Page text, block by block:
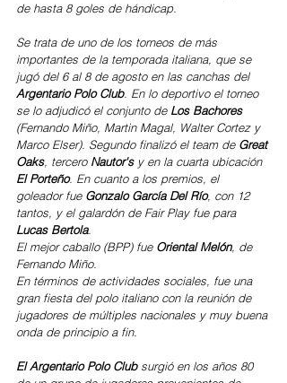
de hasta 8 goles de hándicap.
Se trata de uno de los torneos de más
importantes de la temporada italiana, que se
jugó del 6 al 8 de agosto en las canchas del
Argentario Polo Club. En lo deportivo el torneo
se lo adjudicó el conjunto de Los Bachores
(Fernando Miño, Martin Magal, Walter Cortez y
Marco Elser). Segundo finalizó el team de Great
Oaks, tercero Nautor's y en la cuarta ubicación
El Porteño. En cuanto a los premios, el
goleador fue Gonzalo García Del Río, con 12
tantos, y el galardón de Fair Play fue para
Lucas Bertola.
El mejor caballo (BPP) fue Oriental Melón, de
Fernando Miño.
En términos de actividades sociales, fue una
gran fiesta del polo italiano con la reunión de
jugadores de múltiples nacionales y muy buena
onda de principio a fin.
El Argentario Polo Club surgió en los años 80